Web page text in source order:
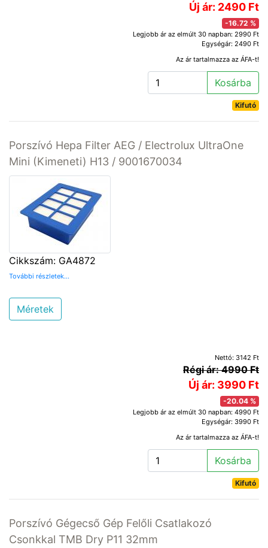
Új ár: 2490 Ft
-16.72 %
Legjobb ár az elmúlt 30 napban: 2990 Ft
Egységár: 2490 Ft
Az ár tartalmazza az ÁFA-t!
Kosárba
Kifutó
Porszívó Hepa Filter AEG / Electrolux UltraOne
Mini (Kimeneti) H13 / 9001670034
Cikkszám: GA4872
További részletek...
Méretek
Nettó: 3142 Ft
Régi ár: 4990 Ft
Új ár: 3990 Ft
-20.04 %
Legjobb ár az elmúlt 30 napban: 4990 Ft
Egységár: 3990 Ft
Az ár tartalmazza az ÁFA-t!
Kosárba
Kifutó
Porszívó Gégecső Gép Felőli Csatlakozó
Csonkkal TMB Dry P11 32mm